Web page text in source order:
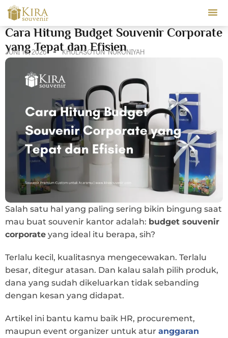
Cara Hitung Budget Souvenir Corporate
yang Tepat dan Efisien
JUNI 18, 2026 KHULASOTUN NURONIYAH
Salah satu hal yang paling sering bikin bingung saat
mau buat souvenir kantor adalah: budget souvenir
corporate yang ideal itu berapa, sih?
Terlalu kecil, kualitasnya mengecewakan. Terlalu
besar, ditegur atasan. Dan kalau salah pilih produk,
dana yang sudah dikeluarkan tidak sebanding
dengan kesan yang didapat.
Artikel ini bantu kamu baik HR, procurement,
maupun event organizer untuk atur anggaran